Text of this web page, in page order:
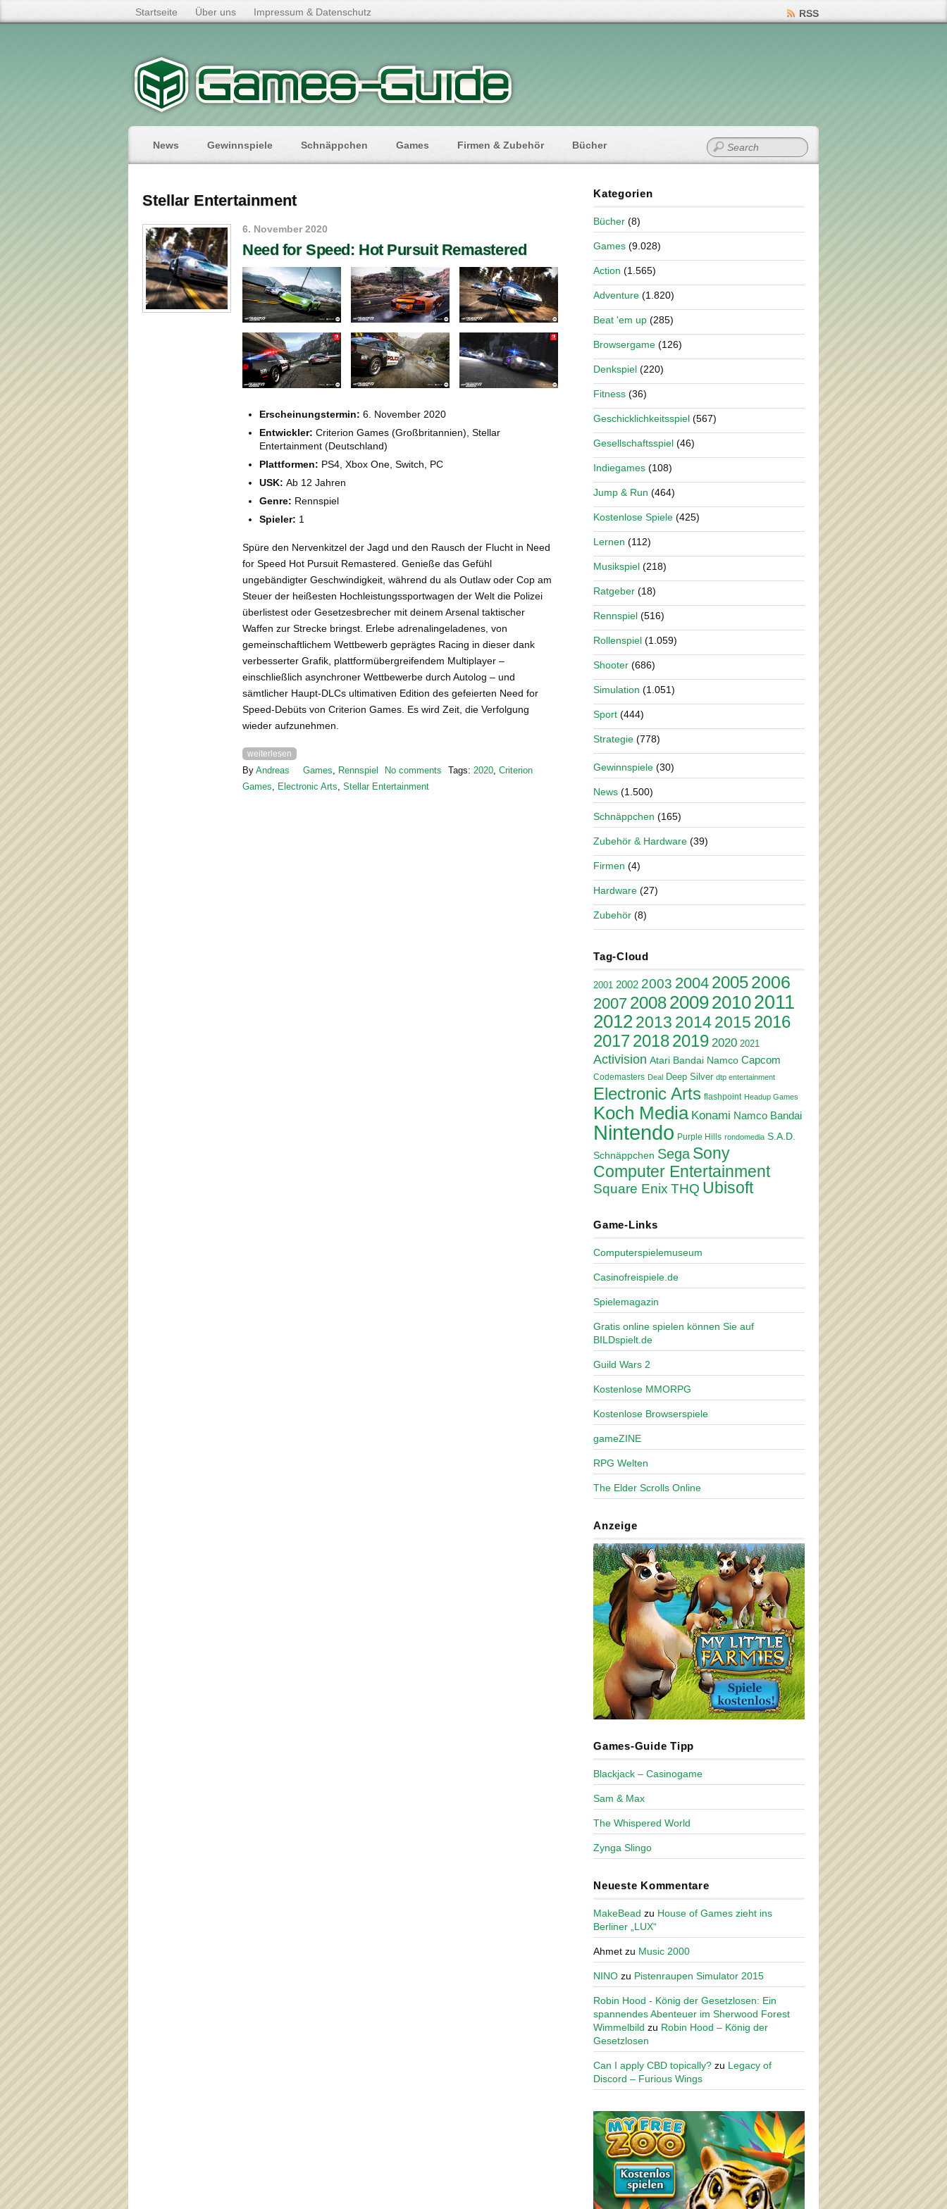
Startseite Über uns Impressum & Datenschutz RSS
News Gewinnspiele Schnäppchen Games Firmen & Zubehör Bücher
Stellar Entertainment
6. November 2020
Need for Speed: Hot Pursuit Remastered
Erscheinungstermin: 6. November 2020
Entwickler: Criterion Games (Großbritannien), Stellar
Entertainment (Deutschland)
Plattformen: PS4, Xbox One, Switch, PC
USK: Ab 12 Jahren
Genre: Rennspiel
Spieler: 1
Spüre den Nervenkitzel der Jagd und den Rausch der Flucht in Need
for Speed Hot Pursuit Remastered. Genieße das Gefühl
ungebändigter Geschwindigkeit, während du als Outlaw oder Cop am
Steuer der heißesten Hochleistungssportwagen der Welt die Polizei
überlistest oder Gesetzesbrecher mit deinem Arsenal taktischer
Waffen zur Strecke bringst. Erlebe adrenalingeladenes, von
gemeinschaftlichem Wettbewerb geprägtes Racing in dieser dank
verbesserter Grafik, plattformübergreifendem Multiplayer –
einschließlich asynchroner Wettbewerbe durch Autolog – und
sämtlicher Haupt-DLCs ultimativen Edition des gefeierten Need for
Speed-Debüts von Criterion Games. Es wird Zeit, die Verfolgung
wieder aufzunehmen.
weiterlesen
By Andreas Games Rennspiel No comments Tags: 2020 Criterion
Games
Electronic Arts Stellar Entertainment
Kategorien
Bücher (8)
Games (9.028)
Action (1.565)
Adventure (1.820)
Beat 'em up (285)
Browsergame (126)
Denkspiel (220)
Fitness (36)
Geschicklichkeitsspiel (567)
Gesellschaftsspiel (46)
Indiegames (108)
Jump & Run (464)
Kostenlose Spiele (425)
Lernen (112)
Musikspiel (218)
Ratgeber (18)
Rennspiel (516)
Rollenspiel (1.059)
Shooter (686)
Simulation (1.051)
Sport (444)
Strategie (778)
Gewinnspiele (30)
News (1.500)
Schnäppchen (165)
Zubehör & Hardware (39)
Firmen (4)
Hardware (27)
Zubehör (8)
Tag-Cloud
2001 2002 2003 2004 20052006
2007 2008200920102011
20122013 20142015 2016
201720182019 2020 2021
Activision Atari Bandai Namco Capcom
Codemasters Deal Deep Silver dtp entertainment
Electronic Arts flashpoint Headup Games
Koch Media Konami Namco Bandai
Nintendo Purple Hills rondomedia S.A.D.
Schnäppchen Sega Sony
Computer Entertainment
Square Enix THQ Ubisoft
Game-Links
Computerspielemuseum
Casinofreispiele.de
Spielemagazin
Gratis online spielen können Sie auf
BILDspielt.de
Guild Wars 2
Kostenlose MMORPG
Kostenlose Browserspiele
gameZINE
RPG Welten
The Elder Scrolls Online
Anzeige
Games-Guide Tipp
Blackjack – Casinogame
Sam & Max
The Whispered World
Zynga Slingo
Neueste Kommentare
MakeBead zu House of Games zieht ins
Berliner „LUX“
Ahmet zu Music 2000
NINO zu Pistenraupen Simulator 2015
Robin Hood - König der Gesetzlosen: Ein
spannendes Abenteuer im Sherwood Forest
Wimmelbild zu Robin Hood – König der
Gesetzlosen
Can I apply CBD topically? zu Legacy of
Discord – Furious Wings